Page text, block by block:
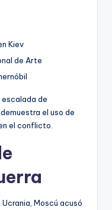
Kiev
de Arte
de
el uso de
el conflicto.
Moscú acusó